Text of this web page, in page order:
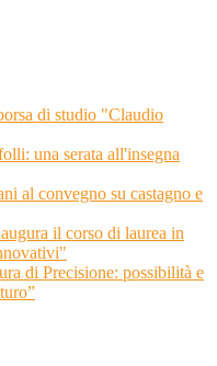
di studio "Claudio
una serata all'insegna
al convegno su castagno e
il corso di laurea in
di Precisione: possibilità e